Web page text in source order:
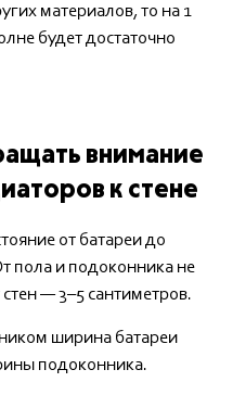
материалов, то на 1
будет достаточно
внимание
к стене
от батареи до
пола и подоконника не
— 3–5 сантиметров.
ширина батареи
подоконника.